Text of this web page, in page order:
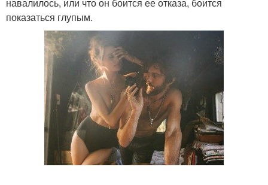
навалилось, или что он боится ее отказа, боится
показаться глупым.